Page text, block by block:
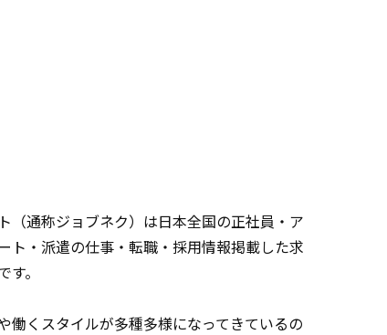
（通称ジョブネク）は日本全国の正社員・ア
ト・派遣の仕事・転職・採用情報掲載した求
。
働くスタイルが多種多様になってきているの